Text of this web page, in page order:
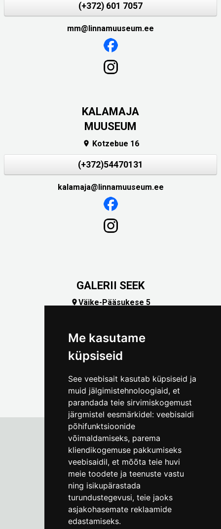
Me kasutame
küpsiseid
See veebisait kasutab küpsiseid ja
muid jälgimistehnoloogiaid, et
parandada teie sirvimiskogemust
järgmistel eesmärkidel: veebisaidi
põhifunktsioonide
võimaldamiseks, parema
kliendikogemuse pakkumiseks
veebisaidil, et mõõta teie huvi
meie toodete ja teenuste vastu
ning isikupärastada
turundustegevusi, teie jaoks
asjakohasemate reklaamide
edastamiseks.
(+372) 601 7057
mm@linnamuuseum.ee
KALAMAJA
MUUSEUM
 Kotzebue 16
(+372)54470131
kalamaja@linnamuuseum.ee
GALERII SEEK
Väike-Pääsukese 5
Tallinna Linnamuuseum
Vene 17
E-R kell 9-17(+372) 610 4178
info@linnamuuseum.ee
Küpsisepoliitika